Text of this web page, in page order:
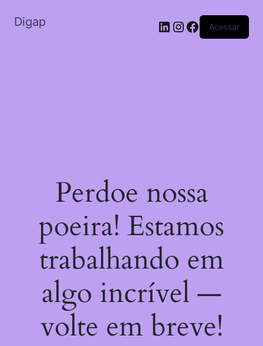
Digap Acessar
Perdoe nossa
poeira! Estamos
trabalhando em
algo incrível —
volte em breve!